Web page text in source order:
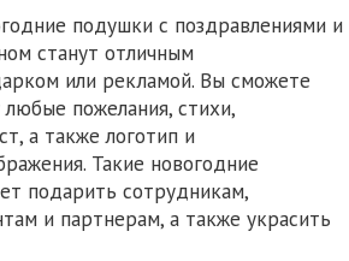
подушки с поздравлениями и
станут отличным
или рекламой. Вы сможете
пожелания, стихи,
а также логотип и
Такие новогодние
подарить сотрудникам,
и партнерам, а также украсить